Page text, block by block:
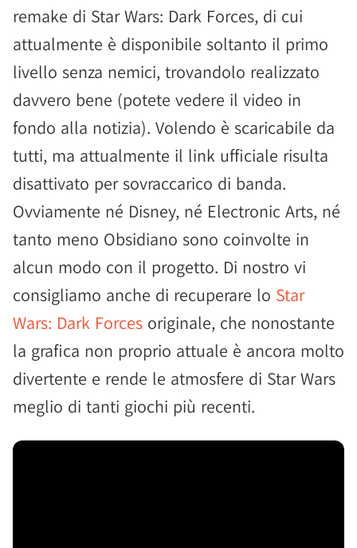
remake di Star Wars: Dark Forces, di cui
attualmente è disponibile soltanto il primo
livello senza nemici, trovandolo realizzato
davvero bene (potete vedere il video in
fondo alla notizia). Volendo è scaricabile da
tutti, ma attualmente il link ufficiale risulta
disattivato per sovraccarico di banda.
Ovviamente né Disney, né Electronic Arts, né
tanto meno Obsidiano sono coinvolte in
alcun modo con il progetto. Di nostro vi
consigliamo anche di recuperare lo Star
Wars: Dark Forces originale, che nonostante
la grafica non proprio attuale è ancora molto
divertente e rende le atmosfere di Star Wars
meglio di tanti giochi più recenti.